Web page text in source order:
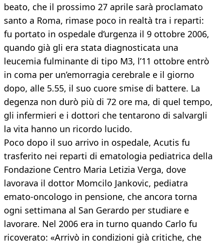
beato, che il prossimo 27 aprile sarà proclamato
santo a Roma, rimase poco in realtà tra i reparti:
fu portato in ospedale d’urgenza il 9 ottobre 2006,
quando già gli era stata diagnosticata una
leucemia fulminante di tipo M3, l’11 ottobre entrò
in coma per un’emorragia cerebrale e il giorno
dopo, alle 5.55, il suo cuore smise di battere. La
degenza non durò più di 72 ore ma, di quel tempo,
gli infermieri e i dottori che tentarono di salvargli
la vita hanno un ricordo lucido.
Poco dopo il suo arrivo in ospedale, Acutis fu
trasferito nei reparti di ematologia pediatrica della
Fondazione Centro Maria Letizia Verga, dove
lavorava il dottor Momcilo Jankovic, pediatra
emato-oncologo in pensione, che ancora torna
ogni settimana al San Gerardo per studiare e
lavorare. Nel 2006 era in turno quando Carlo fu
ricoverato: «Arrivò in condizioni già critiche, che